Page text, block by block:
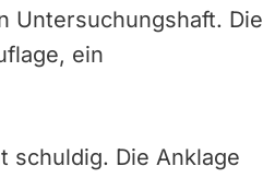
Untersuchungshaft. Die
ein
schuldig. Die Anklage